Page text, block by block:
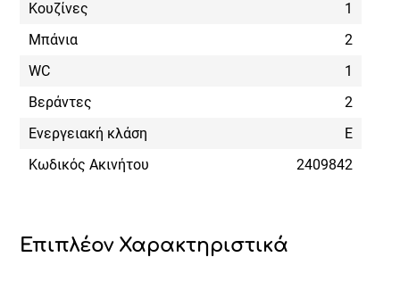
Κουζίνες
1
Μπάνια
2
WC
1
Βεράντες
2
Ενεργειακή κλάση
Ε
Κωδικός Ακινήτου
2409842
Επιπλέον Χαρακτηριστικά